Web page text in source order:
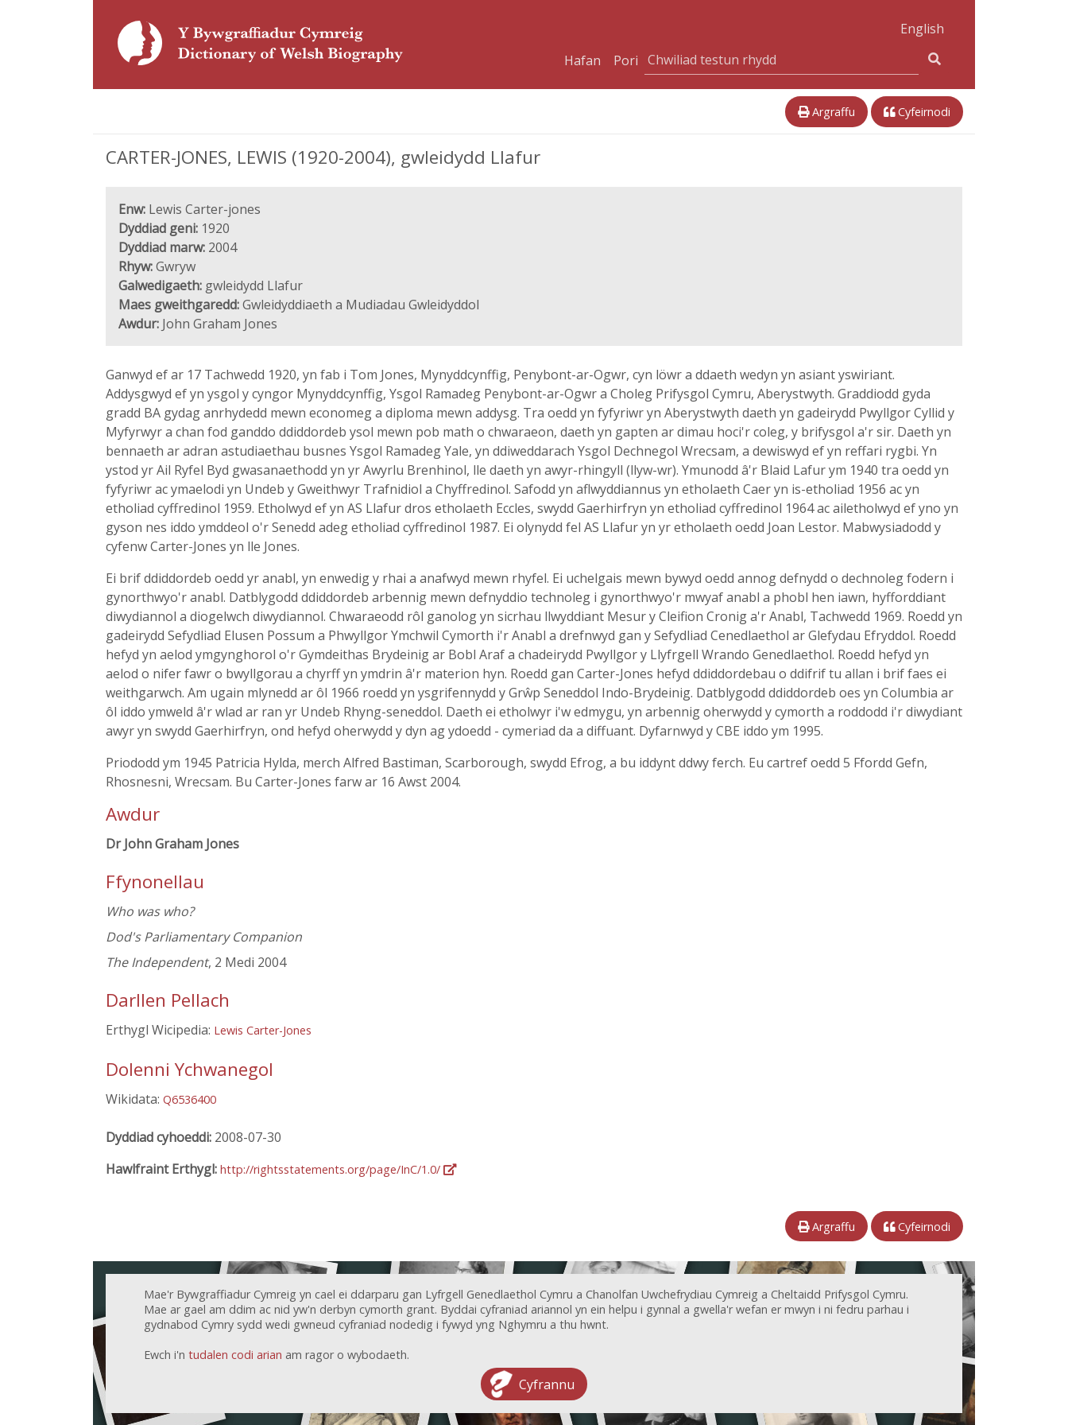
English
Hafan
Pori
Argraffu Cyfeirnodi
CARTER-JONES, LEWIS (1920-2004), gwleidydd Llafur
Enw: Lewis Carter-jones
Dyddiad geni: 1920
Dyddiad marw: 2004
Rhyw:Gwryw
Galwedigaeth: gwleidydd Llafur
Maes gweithgaredd:Gwleidyddiaeth a Mudiadau Gwleidyddol
Awdur: John Graham Jones
Ganwyd ef ar 17 Tachwedd 1920, yn fab i Tom Jones, Mynyddcynffig, Penybont-ar-Ogwr, cyn löwr a ddaeth wedyn yn asiant yswiriant.
Addysgwyd ef yn ysgol y cyngor Mynyddcynffig, Ysgol Ramadeg Penybont-ar-Ogwr a Choleg Prifysgol Cymru, Aberystwyth. Graddiodd gyda
gradd BA gydag anrhydedd mewn economeg a diploma mewn addysg. Tra oedd yn fyfyriwr yn Aberystwyth daeth yn gadeirydd Pwyllgor Cyllid y
Myfyrwyr a chan fod ganddo ddiddordeb ysol mewn pob math o chwaraeon, daeth yn gapten ar dimau hoci'r coleg, y brifysgol a'r sir. Daeth yn
bennaeth ar adran astudiaethau busnes Ysgol Ramadeg Yale, yn ddiweddarach Ysgol Dechnegol Wrecsam, a dewiswyd ef yn reffari rygbi. Yn
ystod yr Ail Ryfel Byd gwasanaethodd yn yr Awyrlu Brenhinol, lle daeth yn awyr-rhingyll (llyw-wr). Ymunodd â'r Blaid Lafur ym 1940 tra oedd yn
fyfyriwr ac ymaelodi yn Undeb y Gweithwyr Trafnidiol a Chyffredinol. Safodd yn aflwyddiannus yn etholaeth Caer yn is-etholiad 1956 ac yn
etholiad cyffredinol 1959. Etholwyd ef yn AS Llafur dros etholaeth Eccles, swydd Gaerhirfryn yn etholiad cyffredinol 1964 ac ailetholwyd ef yno yn
gyson nes iddo ymddeol o'r Senedd adeg etholiad cyffredinol 1987. Ei olynydd fel AS Llafur yn yr etholaeth oedd Joan Lestor. Mabwysiadodd y
cyfenw Carter-Jones yn lle Jones.
Ei brif ddiddordeb oedd yr anabl, yn enwedig y rhai a anafwyd mewn rhyfel. Ei uchelgais mewn bywyd oedd annog defnydd o dechnoleg fodern i
gynorthwyo'r anabl. Datblygodd ddiddordeb arbennig mewn defnyddio technoleg i gynorthwyo'r mwyaf anabl a phobl hen iawn, hyfforddiant
diwydiannol a diogelwch diwydiannol. Chwaraeodd rôl ganolog yn sicrhau llwyddiant Mesur y Cleifion Cronig a'r Anabl, Tachwedd 1969. Roedd yn
gadeirydd Sefydliad Elusen Possum a Phwyllgor Ymchwil Cymorth i'r Anabl a drefnwyd gan y Sefydliad Cenedlaethol ar Glefydau Efryddol. Roedd
hefyd yn aelod ymgynghorol o'r Gymdeithas Brydeinig ar Bobl Araf a chadeirydd Pwyllgor y Llyfrgell Wrando Genedlaethol. Roedd hefyd yn
aelod o nifer fawr o bwyllgorau a chyrff yn ymdrin â'r materion hyn. Roedd gan Carter-Jones hefyd ddiddordebau o ddifrif tu allan i brif faes ei
weithgarwch. Am ugain mlynedd ar ôl 1966 roedd yn ysgrifennydd y Grŵp Seneddol Indo-Brydeinig. Datblygodd ddiddordeb oes yn Columbia ar
ôl iddo ymweld â'r wlad ar ran yr Undeb Rhyng-seneddol. Daeth ei etholwyr i'w edmygu, yn arbennig oherwydd y cymorth a roddodd i'r diwydiant
awyr yn swydd Gaerhirfryn, ond hefyd oherwydd y dyn ag ydoedd - cymeriad da a diffuant. Dyfarnwyd y CBE iddo ym 1995.
Priododd ym 1945 Patricia Hylda, merch Alfred Bastiman, Scarborough, swydd Efrog, a bu iddynt ddwy ferch. Eu cartref oedd 5 Ffordd Gefn,
Rhosnesni, Wrecsam. Bu Carter-Jones farw ar 16 Awst 2004.
Awdur
Dr John Graham Jones
Ffynonellau
Who was who?
Dod's Parliamentary Companion
The Independent, 2 Medi 2004
Darllen Pellach
Erthygl Wicipedia: Lewis Carter-Jones
Dolenni Ychwanegol
Wikidata: Q6536400
Dyddiad cyhoeddi: 2008-07-30
Hawlfraint Erthygl: http://rightsstatements.org/page/InC/1.0/
Argraffu Cyfeirnodi
Mae'r Bywgraffiadur Cymreig yn cael ei ddarparu gan Lyfrgell Genedlaethol Cymru a Chanolfan Uwchefrydiau Cymreig a Cheltaidd Prifysgol Cymru.
Mae ar gael am ddim ac nid yw'n derbyn cymorth grant. Byddai cyfraniad ariannol yn ein helpu i gynnal a gwella'r wefan er mwyn i ni fedru parhau i
gydnabod Cymry sydd wedi gwneud cyfraniad nodedig i fywyd yng Nghymru a thu hwnt.
Ewch i'n tudalen codi arian am ragor o wybodaeth.
Cyfrannu